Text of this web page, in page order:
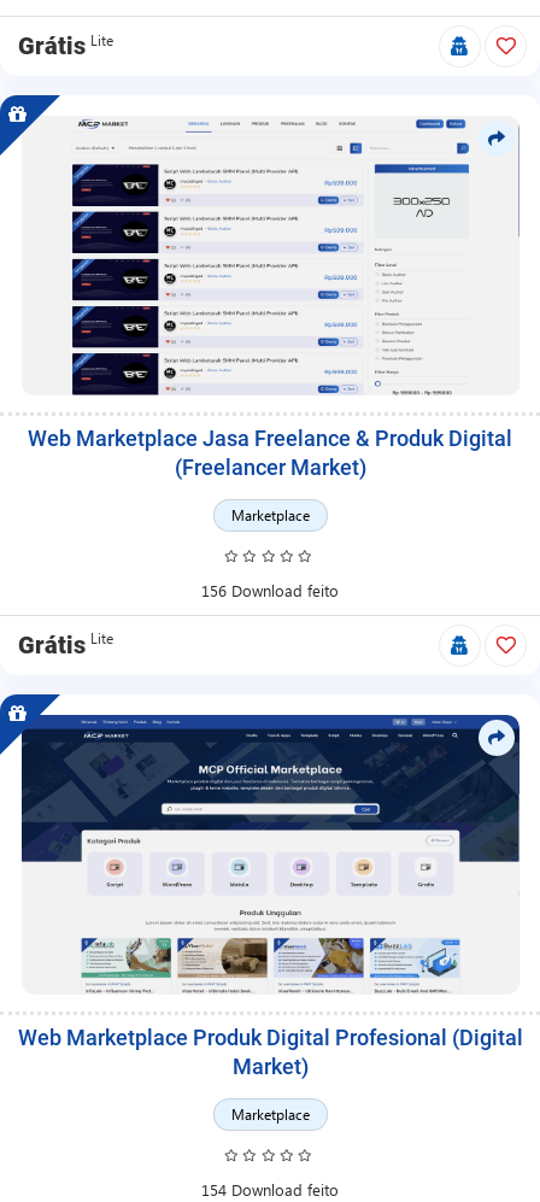
Grátis Lite
Web Marketplace Jasa Freelance & Produk Digital
(Freelancer Market)
Marketplace
156 Download feito
Grátis Lite
Web Marketplace Produk Digital Profesional (Digital
Market)
Marketplace
154 Download feito